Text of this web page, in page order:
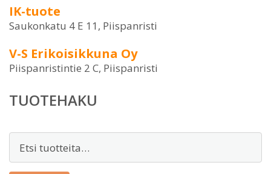
IK-tuote
Saukonkatu 4 E 11, Piispanristi
V-S Erikoisikkuna Oy
Piispanristintie 2 C, Piispanristi
TUOTEHAKU